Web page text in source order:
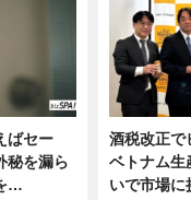
ばセー
秘を漏ら
…
酒税改正で
ベトナム生
いで市場に